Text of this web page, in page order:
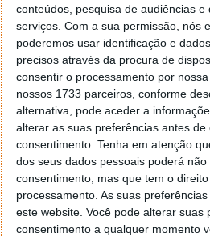
conteúdos, pesquisa de audiências e
serviços. Com a sua permissão, nós
poderemos usar identificação e
precisos através da procura de
consentir o processamento por
nossos 1733 parceiros, conforme
alternativa, pode aceder a
alterar as suas preferências antes
consentimento. Tenha em atenção
dos seus dados pessoais poderá não
consentimento, mas que tem o
processamento. As suas
este website. Você pode alterar suas
consentimento a qualquer momento
Vítor M.
7 de Novembro
@Reporter
Desculpa mas o link funciona.
o MSn Messenger 8.
Responder
Vítor M.
7 de Novembro
@Rui
Tens de encontrar o que te
janela iniciar e no topo dessa
rato faz propriedades. Depois
clica no botão ‘Personalizar’
geral a opção para escolheres